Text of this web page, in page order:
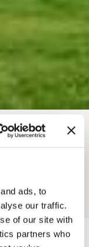
ads, to
our traffic.
of our site with
partners who